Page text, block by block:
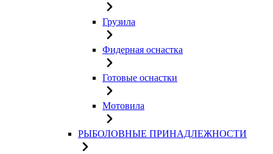
Грузила
Фидерная оснастка
Готовые оснастки
Мотовила
РЫБОЛОВНЫЕ ПРИНАДЛЕЖНОСТИ